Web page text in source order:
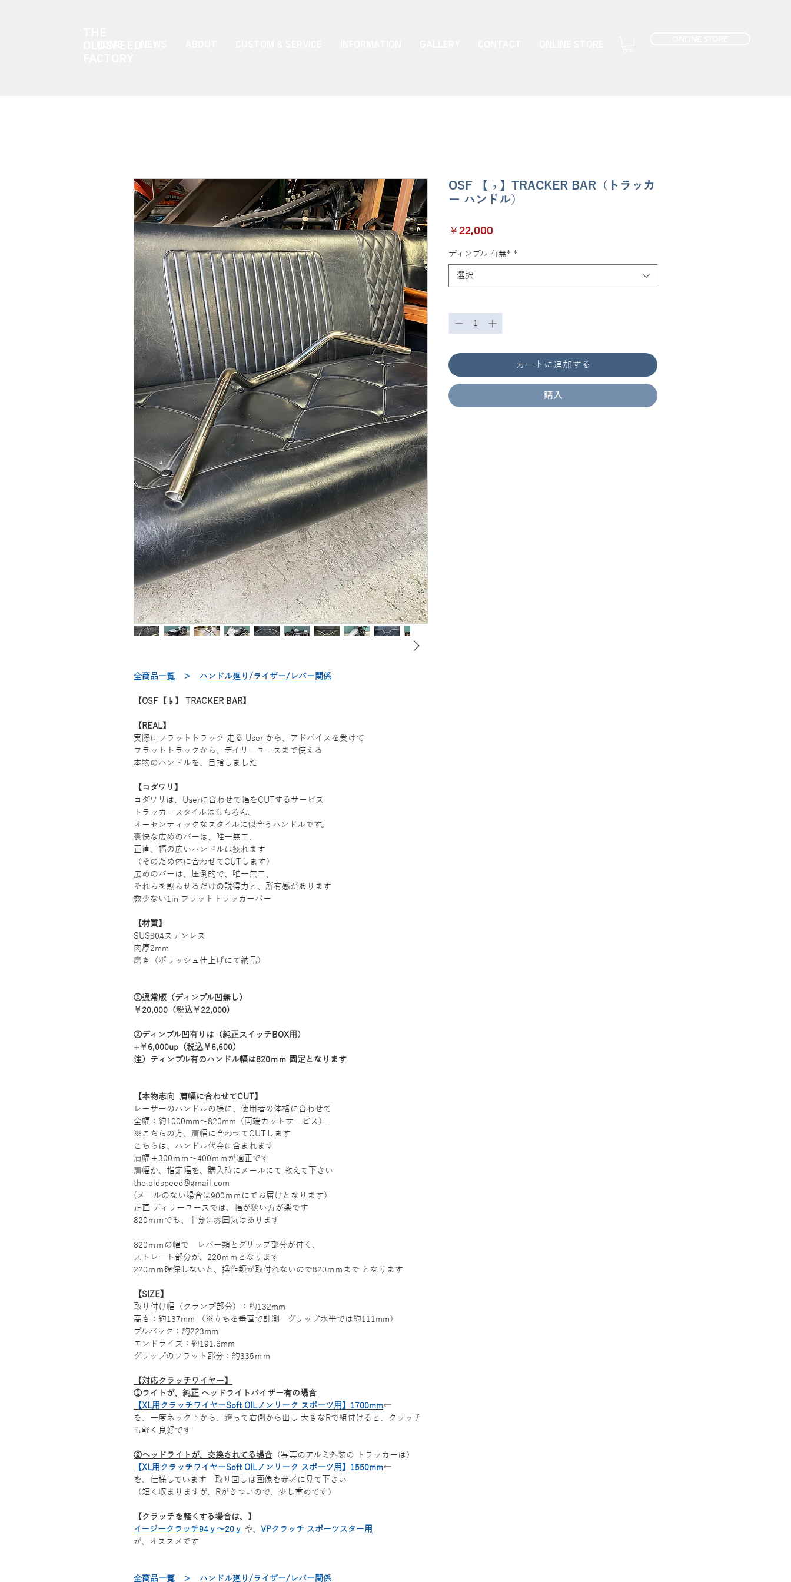
全商品一覧 ＞ ハンドル廻り/ライザー/レバー関係
【OSF【♭】 TRACKER BAR】
【REAL】
実際にフラットトラック 走る User から、アドバイスを受けて
フラットトラックから、デイリーユースまで使える
本物のハンドルを、目指しました
【コダワリ】
コダワリは、Userに合わせて幅をCUTするサービス
トラッカースタイルはもちろん、
オーセンティックなスタイルに似合うハンドルです。
豪快な広めのバーは、唯一無二、
正直、幅の広いハンドルは疲れます
（そのため体に合わせてCUTします）
広めのバーは、圧倒的で、唯一無二、
それらを黙らせるだけの説得力と、所有感があります
数少ない1in フラットトラッカーバー
【材質】
SUS304ステンレス
肉厚2mm
磨き（ポリッシュ仕上げにて納品）
①通常版（ディンプル凹無し）
￥20,000（税込￥22,000)
②ディンプル凹有りは（純正スイッチBOX用）
+￥6,000up（税込￥6,600）
注）ティンプル有のハンドル幅は820ｍｍ 固定となります
【本物志向 肩幅に合わせてCUT】
レーサーのハンドルの様に、使用者の体格に合わせて
全幅：約1000mm～820mm（両端カットサービス）
※こちらの方、肩幅に合わせてCUTします
こちらは、ハンドル代金に含まれます
肩幅＋300ｍｍ～400ｍｍが適正です
肩幅か、指定幅を、購入時にメールにて 教えて下さい
the.oldspeed@gmail.com
(メールのない場合は900ｍｍにてお届けとなります）
正直 ディリーユースでは、幅が狭い方が楽です
820ｍｍでも、十分に雰囲気はあります
820ｍｍの幅で レバー類とグリップ部分が付く、
ストレート部分が、220ｍｍとなります
220ｍｍ確保しないと、操作類が取付れないので820ｍｍまで となります
【SIZE】
取り付け幅（クランプ部分）：約132mm
高さ：約137mm （※立ちを垂直で計測 グリップ水平では約111mm）
プルバック：約223mm
エンドライズ：約191.6mm
グリップのフラット部分：約335ｍｍ
【対応クラッチワイヤー】
①ライトが、純正 ヘッドライトバイザー有の場合
【XL用クラッチワイヤーSoft OILノンリーク スポ―ツ用】1700mm←
を、一度ネック下から、跨って右側から出し 大きなRで組付けると、クラッチ
も軽く良好です
②ヘッドライトが、交換されてる場合（写真のアルミ外装の トラッカーは）
【XL用クラッチワイヤーSoft OILノンリーク スポ―ツ用】1550mm←
を、仕様しています 取り回しは画像を参考に見て下さい
（短く収まりますが、Rがきついので、少し重めです）
【クラッチを軽くする場合は、】
イージークラッチ94ｙ～20ｙ や、 VPクラッチ スポーツスター用
が、オススメです
全商品一覧 ＞ ハンドル廻り/ライザー/レバー関係
OSF 【♭】TRACKER BAR（トラッカ
ー ハンドル）
￥22,000
ディンプル 有無* *
選択
カートに追加する
購入